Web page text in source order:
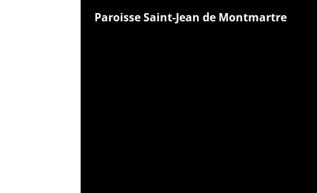
Paroisse Saint-Jean de Montmartre